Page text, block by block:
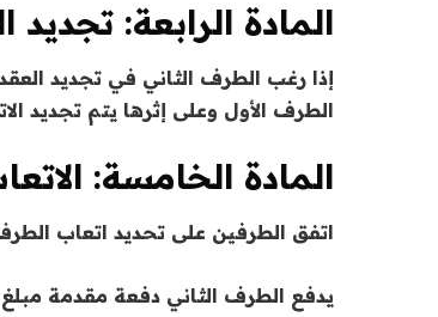
المادة الرابعة: تجديد
الطرف الأول وعلى إثرها يتم تجديد
المادة الخامسة:
اتفق الطرفين على تحديد اتعاب
يدفع الطرف الثاني دفعة مقدمة مبلغ ( ******) ****** ريال